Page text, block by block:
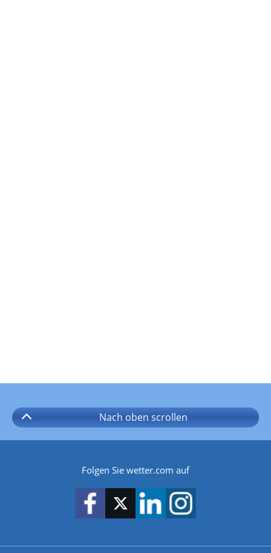
Nach oben scrollen
Folgen Sie wetter.com auf